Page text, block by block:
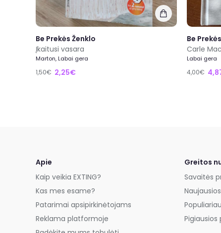
Be Prekės Ženklo
Įkaitusi vasara
Marton, Labai gera
1,50€ 2,25€
Be
Carle
Labai gera
4,00€
Apie
Kaip veikia EXTING?
Kas mes esame?
Patarimai apsipirkinėtojams
Reklama platformoje
Greitos
Savaitės
Pigiausios